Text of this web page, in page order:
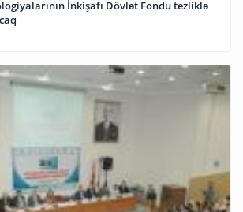
İnkişafı Dövlət Fondu tezliklə